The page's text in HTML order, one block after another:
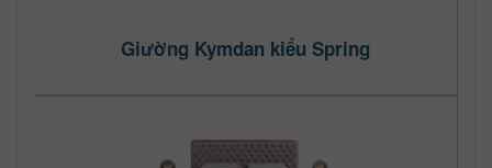
Giường Kymdan kiểu Spring